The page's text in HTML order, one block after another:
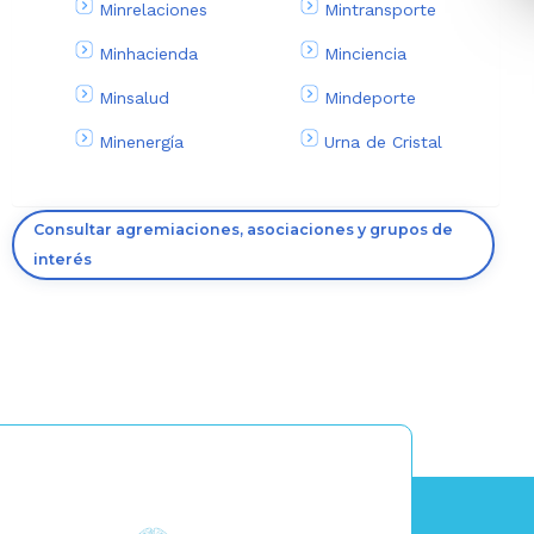
Minrelaciones
Minhacienda
Minsalud
Minenergía
Mintransporte
Minciencia
Mindeporte
Urna de Cristal
Consultar agremiaciones, asociaciones y grupos de
interés